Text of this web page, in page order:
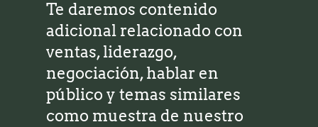
Te daremos contenido
adicional relacionado con
ventas, liderazgo,
negociación, hablar en
público y temas similares
como muestra de nuestro